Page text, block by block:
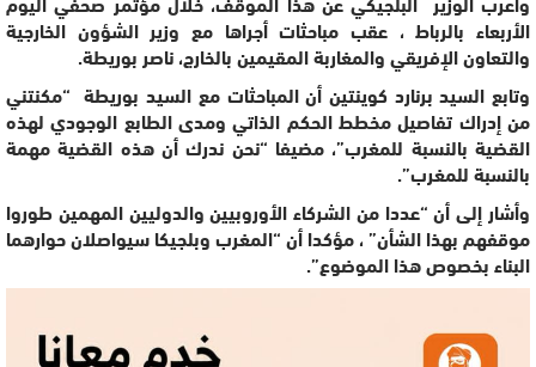
الأربعاء بالرباط ، عقب مباحثات أجراها مع وزير الشؤون الخارجية
والتعاون الإفريقي والمغاربة المقيمين بالخارج، ناصر بوريطة.
وتابع السيد برنارد كوينتين أن المباحثات مع السيد بوريطة “مكنتني
من إدراك تفاصيل مخطط الحكم الذاتي ومدى الطابع الوجودي لهذه
القضية بالنسبة للمغرب”، مضيفا “نحن ندرك أن هذه القضية مهمة
بالنسبة للمغرب”.
وأشار إلى أن “عددا من الشركاء الأوروبيين والدوليين المهمين طوروا
موقفهم بهذا الشأن” ، مؤكدا أن “المغرب وبلجيكا سيواصلان حوارهما
البناء بخصوص هذا الموضوع”.